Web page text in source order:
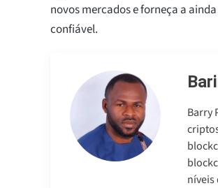
novos mercados e forneça a
confiável.
Barry
níveis